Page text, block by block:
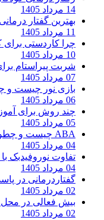
14 مرداد 1405
بهترین گفتار
11 مرداد 1405
چرا کاردستی برای
10 مرداد 1405
شربت پیراستام
07 مرداد 1405
بازی نور چیست و
06 مرداد 1405
چند روش برای
05 مرداد 1405
ABA چیست و چطور به درمان اوتیسم کمک می‌کند؟
04 مرداد 1405
تفاوت نوروفیدبک با TDCS + مزایا و معایب هر کدام
04 مرداد 1405
گفتاردرمانی در پاسداران- 5
02 مرداد 1405
بیش فعالی در محل
02 مرداد 1405